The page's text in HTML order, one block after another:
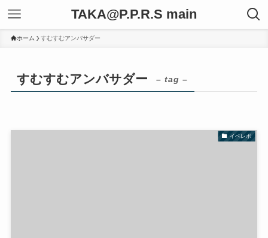
TAKA@P.P.R.S main
ホーム すむすむアンバサダー
すむすむアンバサダー – tag –
イベレポ